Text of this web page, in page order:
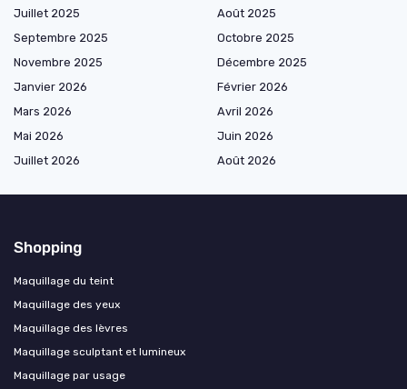
Juillet 2025
Août 2025
Septembre 2025
Octobre 2025
Novembre 2025
Décembre 2025
Janvier 2026
Février 2026
Mars 2026
Avril 2026
Mai 2026
Juin 2026
Juillet 2026
Août 2026
Shopping
Maquillage du teint
Maquillage des yeux
Maquillage des lèvres
Maquillage sculptant et lumineux
Maquillage par usage